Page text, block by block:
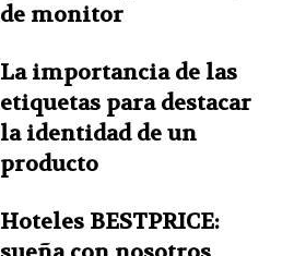
de monitor
La importancia de las
etiquetas para destacar
la identidad de un
producto
Hoteles BESTPRICE: